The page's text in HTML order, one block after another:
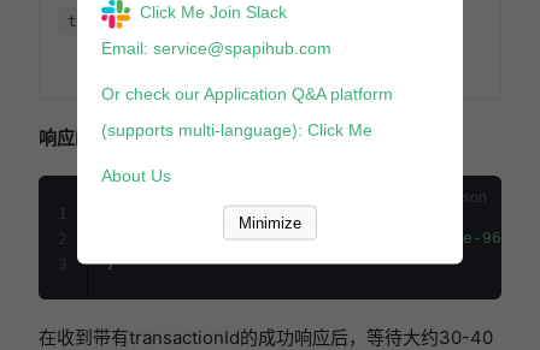
transactionId
别此交易.
Type: string
响应的例子
"transactionId": "0343fcb3-fd7e-455e-968f-
}
1
2
3
在收到带有transactionId的成功响应后，等待大约30-40
Click Me Join Slack
Email: service@spapihub.com
Or check our Application Q&A platform
(supports multi-language): Click Me
About Us
Minimize